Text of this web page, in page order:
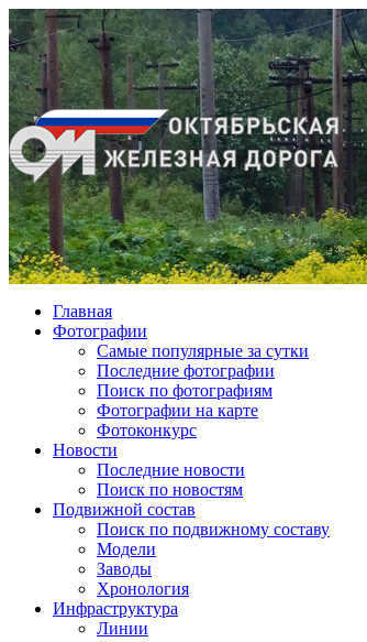
Главная
Фотографии
Cамые популярные за сутки
Последние фотографии
Поиск по фотографиям
Фотографии на карте
Фотоконкурс
Новости
Последние новости
Поиск по новостям
Подвижной состав
Поиск по подвижному составу
Модели
Заводы
Хронология
Инфраструктура
Линии